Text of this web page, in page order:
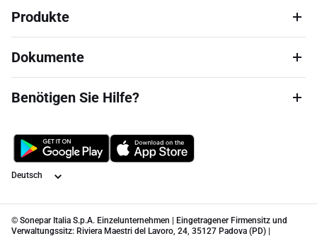
Produkte
Dokumente
Benötigen Sie Hilfe?
Sprache
© Sonepar Italia S.p.A. Einzelunternehmen | Eingetragener Firmensitz und
Verwaltungssitz: Riviera Maestri del Lavoro, 24, 35127 Padova (PD) |